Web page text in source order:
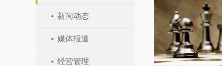
新闻动态
媒体报道
经营管理